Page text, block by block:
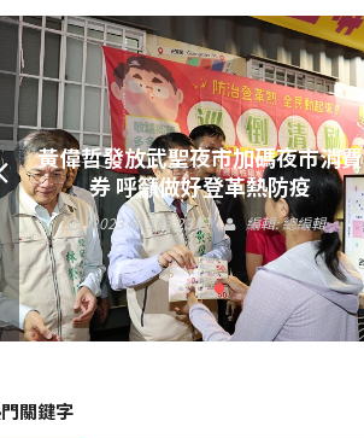
黃偉哲發放武聖夜市加碼夜市消費
券 呼籲做好登革熱防疫
2023 年 9 月 23 日 編輯:總編輯
關鍵字